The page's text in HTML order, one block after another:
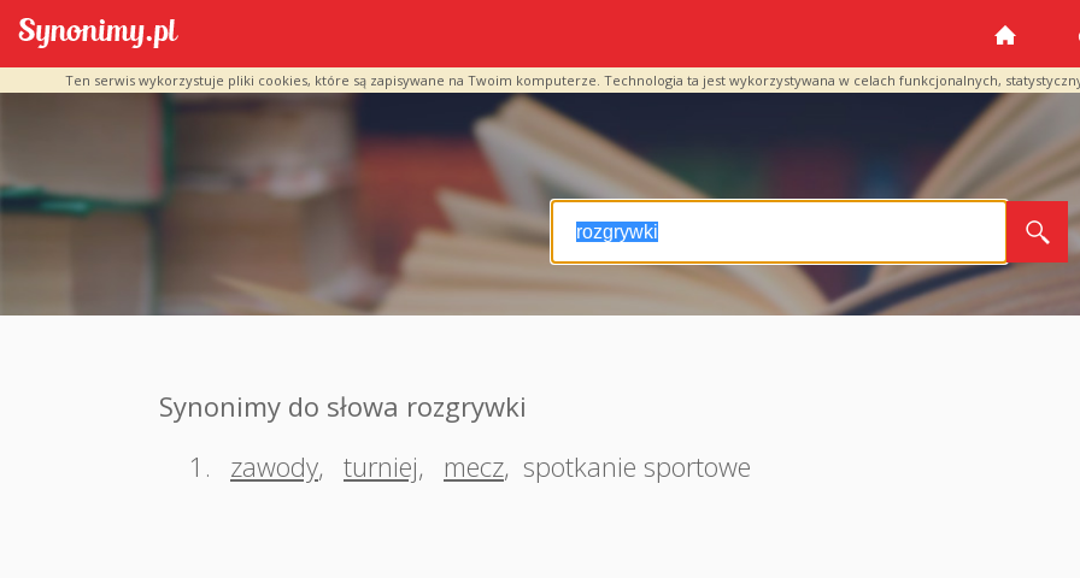
Ten serwis wykorzystuje pliki cookies, które są zapisywane na Twoim komputerze. Technologia ta jest wykorzystywana w celach funkcjonalnych,
Synonimy do słowa rozgrywki
1.
zawody, turniej, mecz, spotkanie sportowe